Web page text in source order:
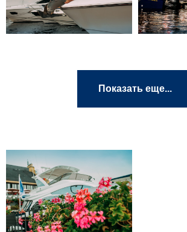
Показать еще...